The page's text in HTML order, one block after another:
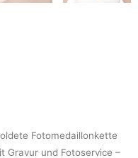
Fotomedaillonkette
Gravur und Fotoservice –